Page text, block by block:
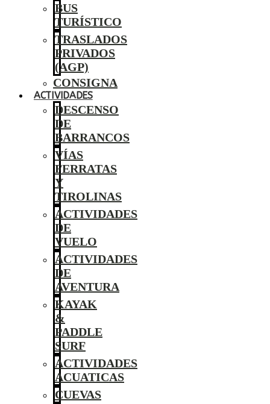
BUS
TURÍSTICO
TRASLADOS
PRIVADOS
(AGP)
CONSIGNA
ACTIVIDADES
DESCENSO
DE
BARRANCOS
VÍAS
FERRATAS
Y
TIROLINAS
ACTIVIDADES
DE
VUELO
ACTIVIDADES
DE
AVENTURA
KAYAK
&
PADDLE
SURF
ACTIVIDADES
ACUATICAS
CUEVAS